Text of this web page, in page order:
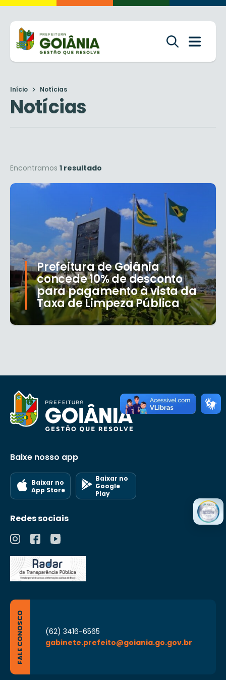
Início Notícias
Notícias
Encontramos 1 resultado
Prefeitura de Goiânia
concede 10% de desconto
para pagamento à vista da
Taxa de Limpeza Pública
Baixe nosso app
Baixar no
App Store
Baixar no
Google
Play
Redes sociais
FALE CONOSCO
(62) 3416-6565
gabinete.prefeito@goiania.go.gov.br